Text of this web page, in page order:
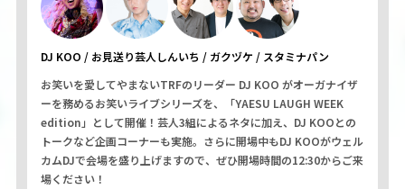
DJ KOO / お見送り芸人しんいち / ガクヅケ / スタミナパン
お笑いを愛してやまないTRFのリーダー DJ KOO がオーガナイザ
ーを務めるお笑いライブシリーズを、「YAESU LAUGH WEEK
edition」として開催！芸人3組によるネタに加え、DJ KOOとの
トークなど企画コーナーも実施。さらに開場中もDJ KOOがウェル
カムDJで会場を盛り上げますので、ぜひ開場時間の12:30からご来
場ください！